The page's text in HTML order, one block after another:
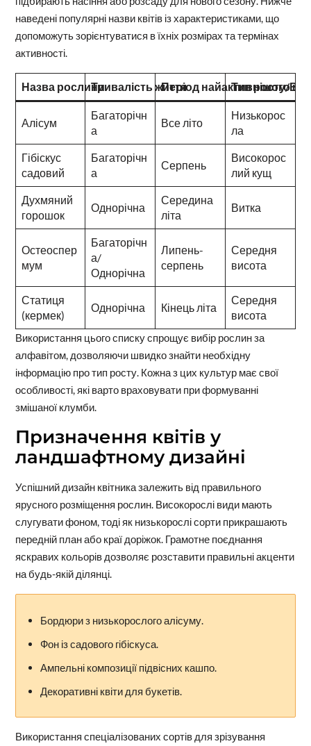
наведені популярні назви квітів із характеристиками, що
допоможуть зорієнтуватися в їхніх розмірах та термінах
активності.
Назва рослиниТривалість життяПеріод найактивнішого
Тип росту/
Алісум
Багаторічн
а
Все літо
Низькорос
ла
Гібіскус
садовий
Багаторічн
а
Серпень
Високорос
лий кущ
Духмяний
горошок
Однорічна
Середина
літа
Витка
Остеоспер
мум
Багаторічн
а/
Однорічна
Липень-
серпень
Середня
висота
Статиця
(кермек)
Однорічна Кінець літа
Середня
висота
Використання цього списку спрощує вибір рослин за
алфавітом, дозволяючи швидко знайти необхідну
інформацію про тип росту. Кожна з цих культур має свої
особливості, які варто враховувати при формуванні
змішаної клумби.
Призначення квітів у
ландшафтному дизайні
Успішний дизайн квітника залежить від правильного
ярусного розміщення рослин. Високорослі види мають
слугувати фоном, тоді як низькорослі сорти прикрашають
передній план або краї доріжок. Грамотне поєднання
яскравих кольорів дозволяє розставити правильні акценти
на будь-якій ділянці.
Бордюри з низькорослого алісуму.
Фон із садового гібіскуса.
Ампельні композиції підвісних кашпо.
Декоративні квіти для букетів.
Використання спеціалізованих сортів для зрізування